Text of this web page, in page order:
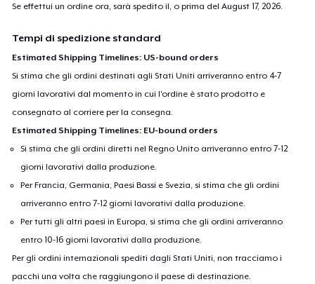
Se effettui un ordine ora, sarà spedito il, o prima delAugust 17, 2026
Tempi di spedizione standard
Estimated Shipping Timelines: US-bound orders
Si stima che gli ordini destinati agli Stati Uniti arriveranno entro 4-7
giorni lavorativi dal momento in cui l'ordine è stato prodotto e
consegnato al corriere per la consegna.
Estimated Shipping Timelines: EU-bound orders
Si stima che gli ordini diretti nel Regno Unito arriveranno entro 7-12
giorni lavorativi dalla produzione.
Per Francia, Germania, Paesi Bassi e Svezia, si stima che gli ordini
arriveranno entro 7-12 giorni lavorativi dalla produzione.
Per tutti gli altri paesi in Europa, si stima che gli ordini arriveranno
entro 10-16 giorni lavorativi dalla produzione.
Per gli ordini internazionali spediti dagli Stati Uniti, non tracciamo i
pacchi una volta che raggiungono il paese di destinazione.